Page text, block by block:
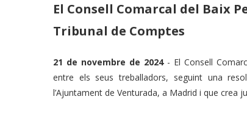
El Consell Comarcal del Baix
Tribunal de Comptes
21 de novembre de 2024- El Consell
entre els seus treballadors, seguint una
l’Ajuntament de Venturada, a Madrid i que crea